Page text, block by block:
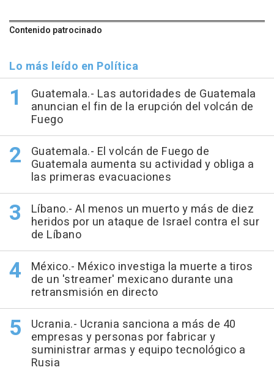
Contenido patrocinado
Lo más leído en Política
Guatemala.- Las autoridades de Guatemala
anuncian el fin de la erupción del volcán de
Fuego
Guatemala.- El volcán de Fuego de
Guatemala aumenta su actividad y obliga a
las primeras evacuaciones
Líbano.- Al menos un muerto y más de diez
heridos por un ataque de Israel contra el sur
de Líbano
México.- México investiga la muerte a tiros
de un 'streamer' mexicano durante una
retransmisión en directo
Ucrania.- Ucrania sanciona a más de 40
empresas y personas por fabricar y
suministrar armas y equipo tecnológico a
Rusia